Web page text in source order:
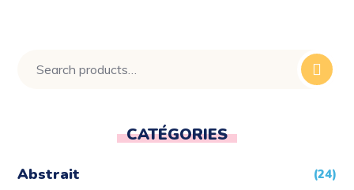
CATÉGORIES
Abstrait (24)